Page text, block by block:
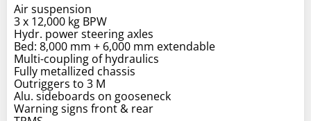
Air suspension
3 x 12,000 kg BPW
Hydr. power steering axles
Bed: 8,000 mm + 6,000 mm extendable
Multi-coupling of hydraulics
Fully metallized chassis
Outriggers to 3 M
Alu. sideboards on gooseneck
Warning signs front & rear